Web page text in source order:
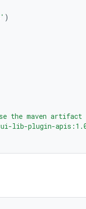
)
the maven artifact
ui-lib-plugin-